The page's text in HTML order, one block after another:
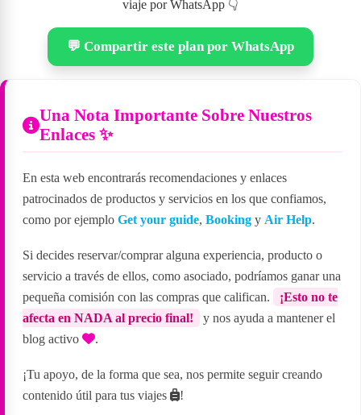
viaje por WhatsApp 👇
💬 Compartir este plan por WhatsApp
Una Nota Importante Sobre Nuestros
Enlaces ✨
En esta web encontrarás recomendaciones y enlaces
patrocinados de productos y servicios en los que confiamos,
como por ejemploGet your guide,Booking yAir Help.
Si decides reservar/comprar alguna experiencia, producto o
servicio a través de ellos, como asociado, podríamos ganar una
pequeña comisión con las compras que califican.
¡Esto no te
afecta en NADA al precio final!
y nos ayuda a mantener el
blog activo
.
¡Tu apoyo, de la forma que sea, nos permite seguir creando
contenido útil para tus viajes
!